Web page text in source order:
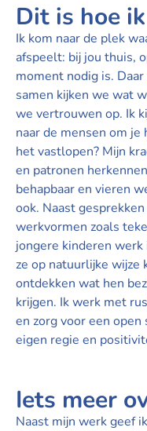
Dit is hoe
Ik kom naar de plek
afspeelt: bij jou thuis,
moment nodig is.
samen kijken we wat
we vertrouwen op. Ik
naar de mensen om
het vastlopen? Mijn
en patronen
behapbaar en vieren
ook. Naast
werkvormen zoals
jongere kinderen
ze op natuurlijke wijze
ontdekken wat hen
krijgen. Ik werk met
en zorg voor een
eigen regie en
Iets meer
Naast mijn werk geef